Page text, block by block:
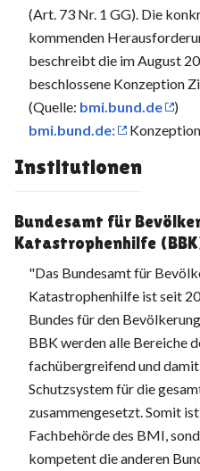
(Art. 73 Nr. 1 GG). Die
kommenden
beschreibt die im August
beschlossene Konzeption
(Quelle: bmi.bund.de
)
bmi.bund.de:
Institutionen
Bundesamt für
Katastrophenhilfe
"Das Bundesamt für
Katastrophenhilfe ist seit
Bundes für den
BBK werden alle Bereiche
fachübergreifend und
Schutzsystem für die
zusammengesetzt. Somit
Fachbehörde des BMI,
kompetent die anderen